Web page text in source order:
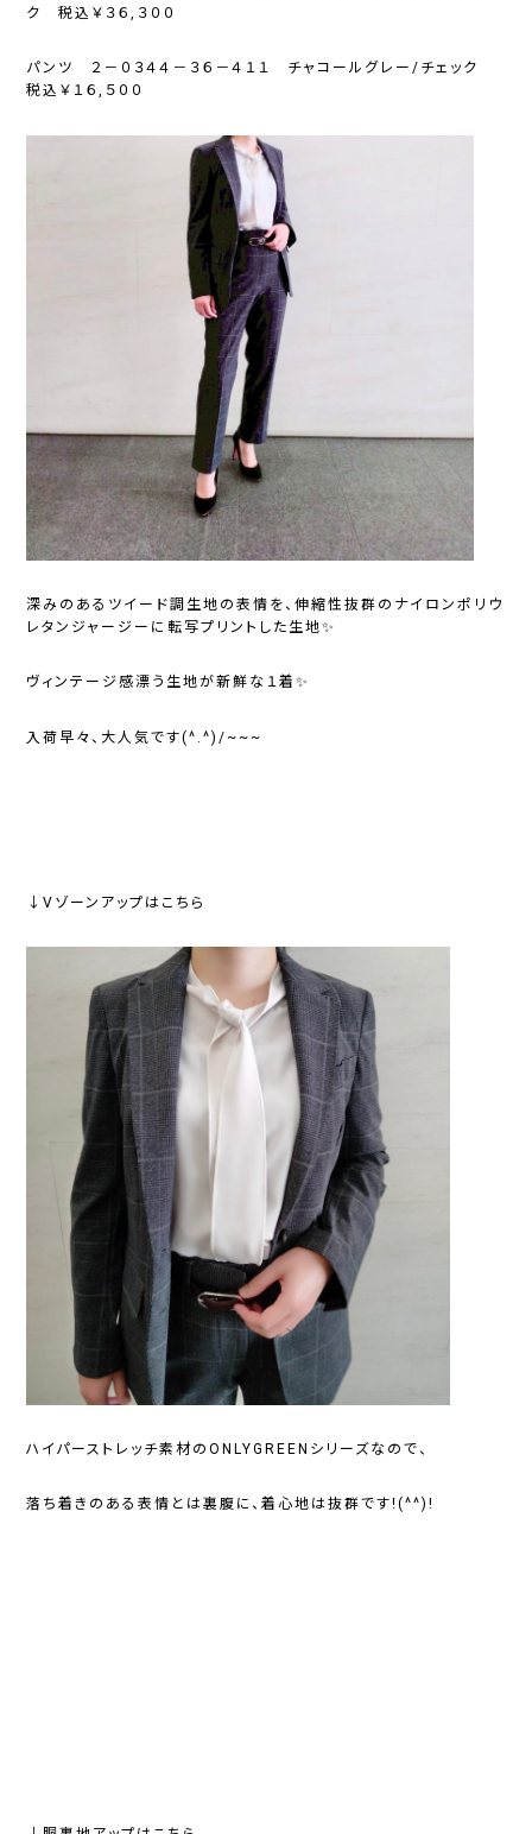
ク 税込￥３６,３００
パンツ ２－０３４４－３６－４１１ チャコールグレー/チェック
税込￥１６,５００
深みのあるツイード調生地の表情を、伸縮性抜群のナイロンポリウ
レタンジャージーに転写プリントした生地✨
ヴィンテージ感漂う生地が新鮮な１着✨
入荷早々、大人気です(^.^)/~~~
↓Vゾーンアップはこちら
ハイパーストレッチ素材のONLYGREENシリーズなので、
落ち着きのある表情とは裏腹に、着心地は抜群です!(^^)!